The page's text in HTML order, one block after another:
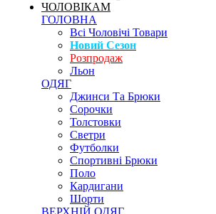
ЧОЛОВІКАМ
ГОЛОВНА
Всі Чоловічі Товари
Новий Сезон
Розпродаж
Льон
ОДЯГ
Джинси Та Брюки
Сорочки
Толстовки
Светри
Футболки
Спортивні Брюки
Поло
Кардигани
Шорти
ВЕРХНІЙ ОДЯГ